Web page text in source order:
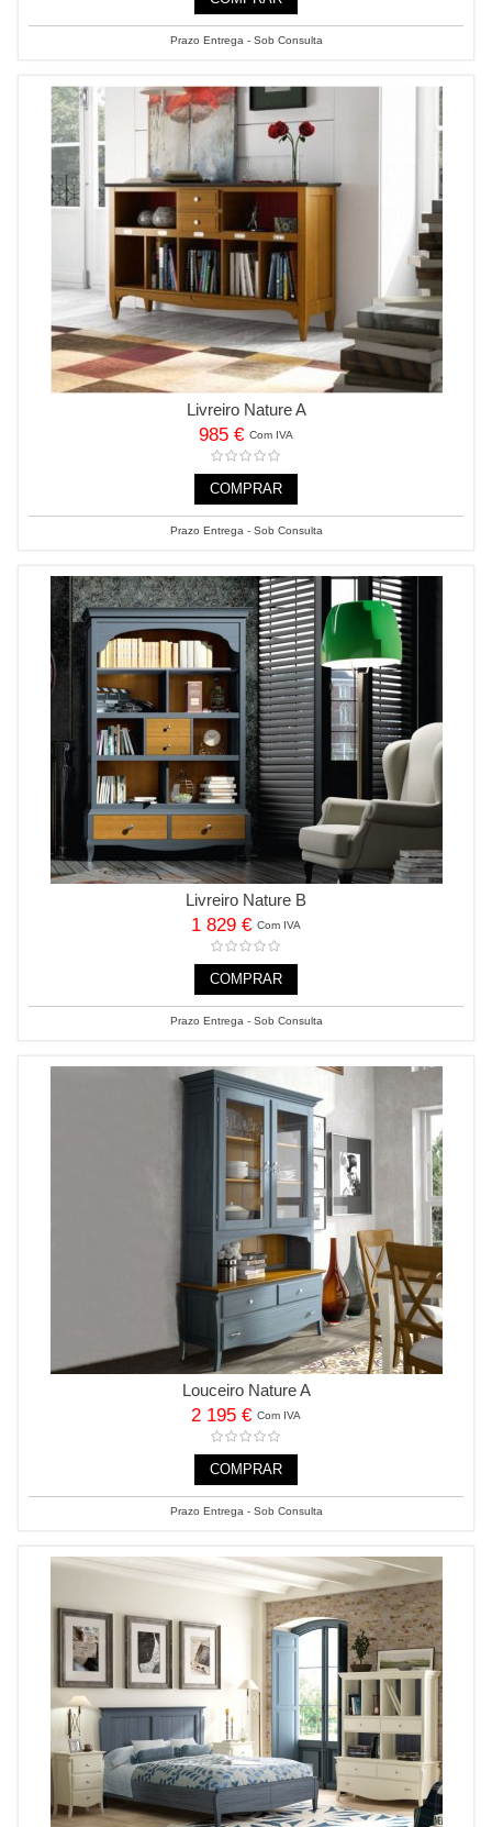
Prazo Entrega - Sob Consulta
Livreiro Nature A
985 € Com IVA
COMPRAR
Prazo Entrega - Sob Consulta
Livreiro Nature B
1 829 € Com IVA
COMPRAR
Prazo Entrega - Sob Consulta
Louceiro Nature A
2 195 € Com IVA
COMPRAR
Prazo Entrega - Sob Consulta